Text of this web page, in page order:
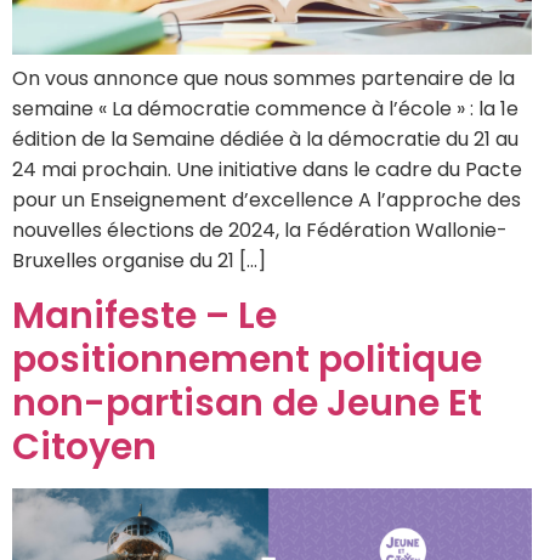
On vous annonce que nous sommes partenaire de la
semaine « La démocratie commence à l’école » : la 1e
édition de la Semaine dédiée à la démocratie du 21 au
24 mai prochain. Une initiative dans le cadre du Pacte
pour un Enseignement d’excellence A l’approche des
nouvelles élections de 2024, la Fédération Wallonie-
Bruxelles organise du 21 […]
Manifeste – Le
positionnement politique
non-partisan de Jeune Et
Citoyen